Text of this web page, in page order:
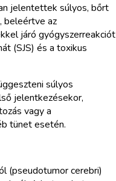
jelentettek súlyos, bőrt
beleértve az
járó gyógyszerreakciót
(SJS) és a toxikus
súlyos
jelentkezésekor,
vagy a
tünet esetén.
(pseudotumor cerebri)